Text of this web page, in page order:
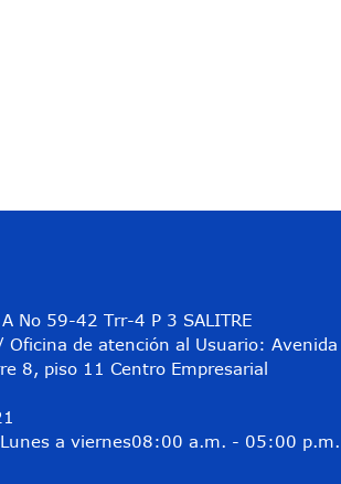
No 59-42 Trr-4 P 3 SALITRE
Oficina de atención al Usuario: Avenida
8, piso 11 Centro Empresarial
a viernes08:00 a.m. - 05:00 p.m.